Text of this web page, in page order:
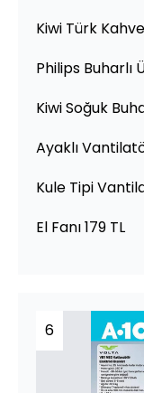
Kiwi Türk
Philips Buharlı
Kiwi Soğuk
Ayaklı
Kule Tipi
El Fanı 179 TL
6